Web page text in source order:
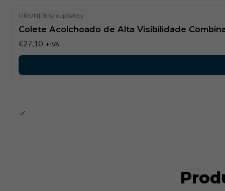
ORION |TB Group Safety
Colete Acolchoado de Alta Visibilidade
€27,10 + IVA